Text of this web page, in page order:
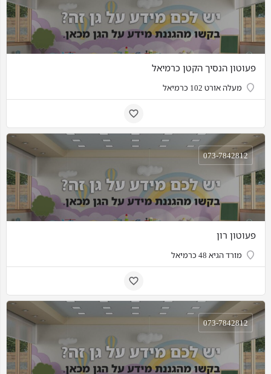
פעוטון הנסיך הקטן כרמיאל
מעלה אורט 102 כרמיאל
פעוטון רון
מורד הגיא 48 כרמיאל
073-7842812
073-7842812